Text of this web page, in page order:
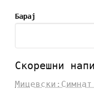
Барај
Скорешни